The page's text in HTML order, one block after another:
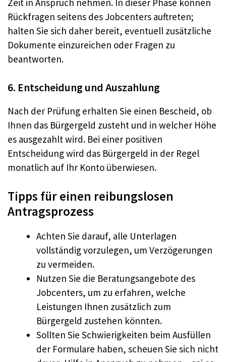
Zeit in Anspruch nehmen. In dieser Phase können
Rückfragen seitens des Jobcenters auftreten;
halten Sie sich daher bereit, eventuell zusätzliche
Dokumente einzureichen oder Fragen zu
beantworten.
6. Entscheidung und Auszahlung
Nach der Prüfung erhalten Sie einen Bescheid, ob
Ihnen das Bürgergeld zusteht und in welcher Höhe
es ausgezahlt wird. Bei einer positiven
Entscheidung wird das Bürgergeld in der Regel
monatlich auf Ihr Konto überwiesen.
Tipps für einen reibungslosen
Antragsprozess
Achten Sie darauf, alle Unterlagen
vollständig vorzulegen, um Verzögerungen
zu vermeiden.
Nutzen Sie die Beratungsangebote des
Jobcenters, um zu erfahren, welche
Leistungen Ihnen zusätzlich zum
Bürgergeld zustehen könnten.
Sollten Sie Schwierigkeiten beim Ausfüllen
der Formulare haben, scheuen Sie sich nicht